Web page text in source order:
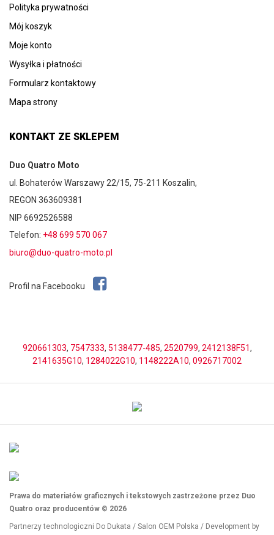
Polityka prywatności
Mój koszyk
Moje konto
Wysyłka i płatności
Formularz kontaktowy
Mapa strony
KONTAKT ZE SKLEPEM
Duo Quatro Moto
ul. Bohaterów Warszawy 22/15, 75-211 Koszalin,
REGON 363609381
NIP 6692526588
Telefon: +48 699 570 067
biuro@duo-quatro-moto.pl
Profil na Facebooku
920661303, 7547333, 5138477-485, 2520799, 2412138F51,
2141635G10, 1284022G10, 1148222A10, 0926717002
Prawa do materiałów graficznych i tekstowych zastrzeżone przez Duo
Quatro oraz producentów © 2026
Partnerzy technologiczni Do Dukata / Salon OEM Polska / Development by